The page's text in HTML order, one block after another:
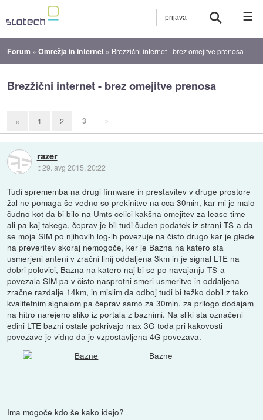
☰
Forum »Omrežja in internet » Brezžični internet - brez omejitve prenosa
Brezžični internet - brez omejitve prenosa
« 1 2 3 »
razer
::29. avg 2015, 20:22
Tudi sprememba na drugi firmware in prestavitev v druge prostore
žal ne pomaga še vedno so prekinitve na cca 30min, kar mi je malo
čudno kot da bi bilo na Umts celici kakšna omejitev za lease time
ali pa kaj takega, čeprav je bil tudi čuden podatek iz strani TS-a da
se moja SIM po njihovih log-ih povezuje na čisto drugo kar je glede
na preveritev skoraj nemogoče, ker je Bazna na katero sta
usmerjeni anteni v zračni linij oddaljena 3km in je signal LTE na
dobri polovici, Bazna na katero naj bi se po navajanju TS-a
povezala SIM pa v čisto nasprotni smeri usmeritve in oddaljena
zračne razdalje 14km, in mislim da odboj tudi bi težko dobil z tako
kvalitetnim signalom pa čeprav samo za 30min. za prilogo dodajam
na hitro narejeno sliko iz portala z baznimi. Na sliki sta označeni
edini LTE bazni ostale pokrivajo max 3G toda pri kakovosti
povezave je vidno da je vzpostavljena 4G povezava.
Bazne
Ima mogoče kdo še kako idejo?